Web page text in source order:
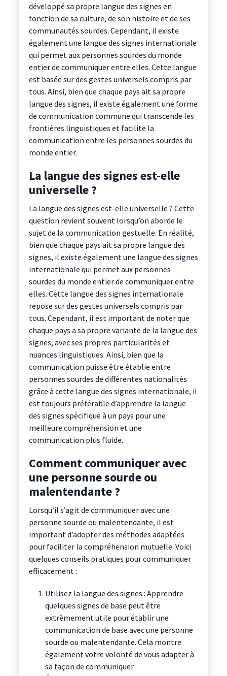
développé sa propre langue des signes en
fonction de sa culture, de son histoire et de ses
communautés sourdes. Cependant, il existe
également une langue des signes internationale
qui permet aux personnes sourdes du monde
entier de communiquer entre elles. Cette langue
est basée sur des gestes universels compris par
tous. Ainsi, bien que chaque pays ait sa propre
langue des signes, il existe également une forme
de communication commune qui transcende les
frontières linguistiques et facilite la
communication entre les personnes sourdes du
monde entier.
La langue des signes est-elle
universelle ?
La langue des signes est-elle universelle ? Cette
question revient souvent lorsqu’on aborde le
sujet de la communication gestuelle. En réalité,
bien que chaque pays ait sa propre langue des
signes, il existe également une langue des signes
internationale qui permet aux personnes
sourdes du monde entier de communiquer entre
elles. Cette langue des signes internationale
repose sur des gestes universels compris par
tous. Cependant, il est important de noter que
chaque pays a sa propre variante de la langue des
signes, avec ses propres particularités et
nuances linguistiques. Ainsi, bien que la
communication puisse être établie entre
personnes sourdes de différentes nationalités
grâce à cette langue des signes internationale, il
est toujours préférable d’apprendre la langue
des signes spécifique à un pays pour une
meilleure compréhension et une
communication plus fluide.
Comment communiquer avec
une personne sourde ou
malentendante ?
Lorsqu’il s’agit de communiquer avec une
personne sourde ou malentendante, il est
important d’adopter des méthodes adaptées
pour faciliter la compréhension mutuelle. Voici
quelques conseils pratiques pour communiquer
efficacement :
Utilisez la langue des signes : Apprendre
quelques signes de base peut être
extrêmement utile pour établir une
communication de base avec une personne
sourde ou malentendante. Cela montre
également votre volonté de vous adapter à
sa façon de communiquer.